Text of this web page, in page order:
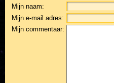
Mijn naam:
Mijn e-mail adres:
Mijn commentaar: